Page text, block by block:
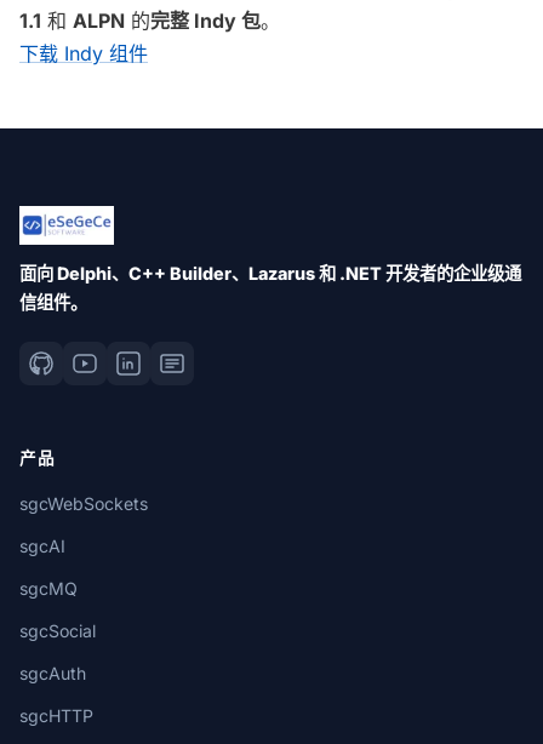
1.1 和 ALPN 的完整 Indy 包。
下载 Indy 组件
面向 Delphi、C++ Builder、Lazarus 和 .NET 开发者的企业级通
信组件。
产品
sgcWebSockets
sgcAI
sgcMQ
sgcSocial
sgcAuth
sgcHTTP